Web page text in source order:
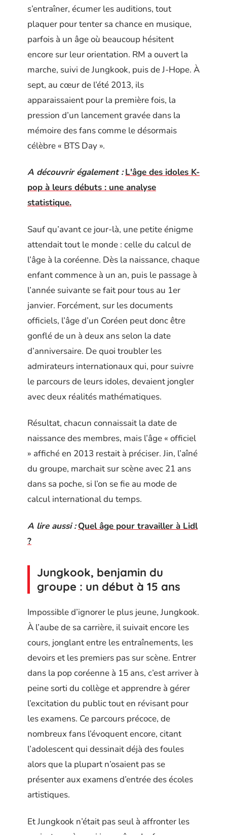
s’entraîner, écumer les auditions, tout
plaquer pour tenter sa chance en musique,
parfois à un âge où beaucoup hésitent
encore sur leur orientation. RM a ouvert la
marche, suivi de Jungkook, puis de J-Hope. À
sept, au cœur de l’été 2013, ils
apparaissaient pour la première fois, la
pression d’un lancement gravée dans la
mémoire des fans comme le désormais
célèbre « BTS Day ».
A découvrir également : L'âge des idoles K-
pop à leurs débuts : une analyse
statistique.
Sauf qu’avant ce jour-là, une petite énigme
attendait tout le monde : celle du calcul de
l’âge à la coréenne. Dès la naissance, chaque
enfant commence à un an, puis le passage à
l’année suivante se fait pour tous au 1er
janvier. Forcément, sur les documents
officiels, l’âge d’un Coréen peut donc être
gonflé de un à deux ans selon la date
d’anniversaire. De quoi troubler les
admirateurs internationaux qui, pour suivre
le parcours de leurs idoles, devaient jongler
avec deux réalités mathématiques.
Résultat, chacun connaissait la date de
naissance des membres, mais l’âge « officiel
» affiché en 2013 restait à préciser. Jin, l’aîné
du groupe, marchait sur scène avec 21 ans
dans sa poche, si l’on se fie au mode de
calcul international du temps.
A lire aussi : Quel âge pour travailler à Lidl
?
Jungkook, benjamin du
groupe : un début à 15 ans
Impossible d’ignorer le plus jeune, Jungkook.
À l’aube de sa carrière, il suivait encore les
cours, jonglant entre les entraînements, les
devoirs et les premiers pas sur scène. Entrer
dans la pop coréenne à 15 ans, c’est arriver à
peine sorti du collège et apprendre à gérer
l’excitation du public tout en révisant pour
les examens. Ce parcours précoce, de
nombreux fans l’évoquent encore, citant
l’adolescent qui dessinait déjà des foules
alors que la plupart n’osaient pas se
présenter aux examens d’entrée des écoles
artistiques.
Et Jungkook n’était pas seul à affronter les